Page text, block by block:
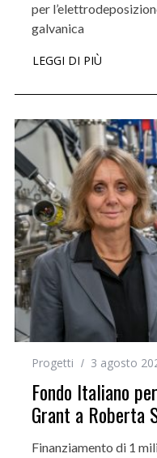
per
galvanica
LEGGI DI PIÙ
Progetti 3 agosto
Fondo Italiano
Grant a Roberta
Finanziamento di 1